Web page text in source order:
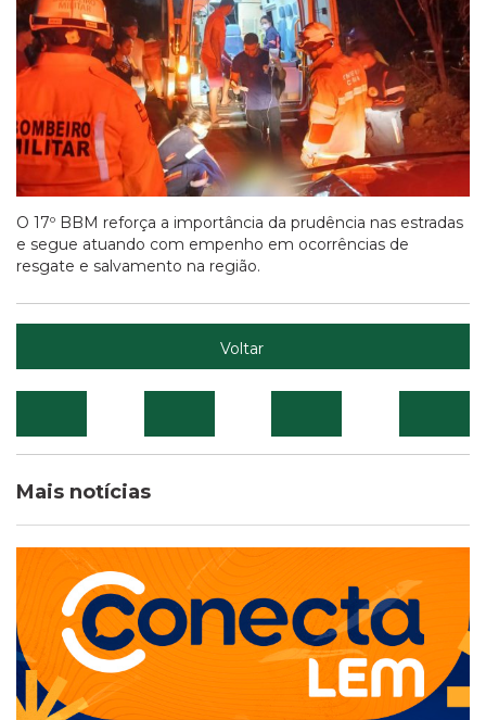
O 17º BBM reforça a importância da prudência nas estradas
e segue atuando com empenho em ocorrências de
resgate e salvamento na região.
Voltar
Mais notícias